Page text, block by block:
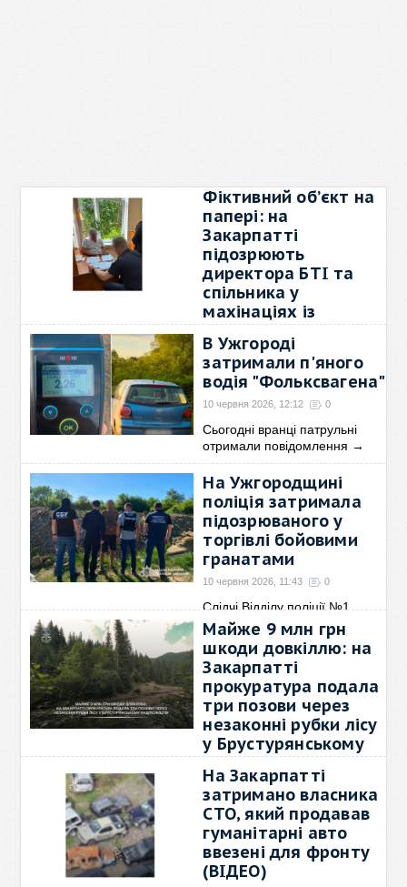
Фіктивний об’єкт на
папері: на
Закарпатті
підозрюють
директора БТІ та
спільника у
махінаціях із
«неіснуючим»
будівництвом
10 червня 2026, 13:06 0
Закарпатська обласна
прокуратура повідомила про
→
В Ужгороді
затримали п'яного
водія "Фольксвагена"
10 червня 2026, 12:12 0
Сьогодні вранці патрульні
отримали повідомлення →
На Ужгородщині
поліція затримала
підозрюваного у
торгівлі бойовими
гранатами
10 червня 2026, 11:43 0
Слідчі Відділу поліції №1
Ужгородського районного
Майже 9 млн грн
шкоди довкіллю: на
Закарпатті
прокуратура подала
три позови через
незаконні рубки лісу
у Брустурянському
надлісництві
10 червня 2026, 10:40
Тячівська окружна
прокуратура подала до суду
три→
На Закарпатті
затримано власника
СТО, який продавав
гуманітарні авто
ввезені для фронту
(ВІДЕО)